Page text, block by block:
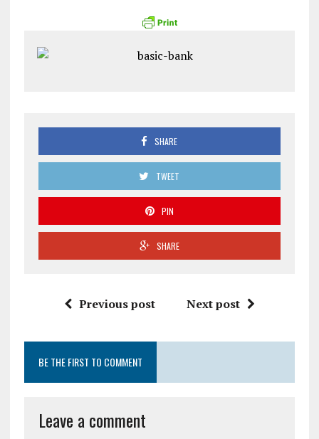
SHARE
TWEET
PIN
SHARE
Previous post Next post
BE THE FIRST TO COMMENT
Leave a comment